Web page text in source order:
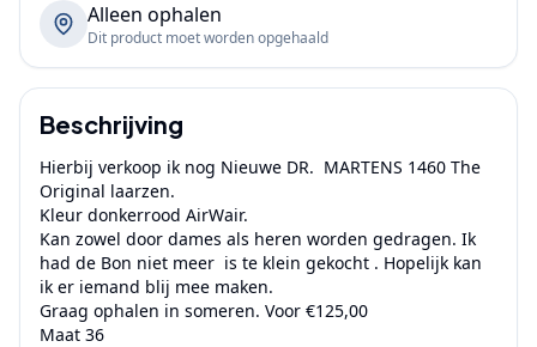
Alleen ophalen
Dit product moet worden opgehaald
Beschrijving
Hierbij verkoop ik nog Nieuwe DR.  MARTENS 1460 The
Original laarzen.
Kleur donkerrood AirWair.
Kan zowel door dames als heren worden gedragen. Ik
had de Bon niet meer  is te klein gekocht . Hopelijk kan
ik er iemand blij mee maken.
Graag ophalen in someren. Voor €125,00
Maat 36